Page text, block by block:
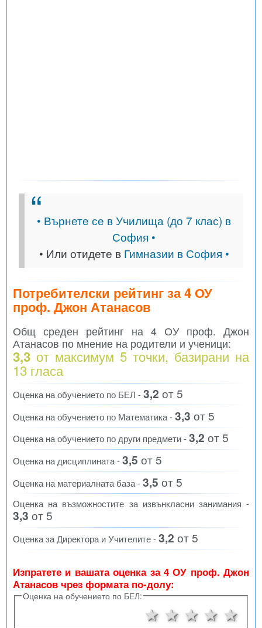
• Върнете се в Училища (до 7 клас) в
София •
• Или отидете в Гимназии в София •
Потребителски рейтинг за 4 ОУ
проф. Джон Атанасов
Общ среден рейтинг на 4 ОУ проф. Джон
Атанасов по мнение на родители и ученици:
3,3 от максимум 5 точки, базирани на
13 гласа
Оценка на обучението по БЕЛ -3,2 от 5
Оценка на обучението по Математика -3,3 от 5
Оценка на обучението по други предмети -3,2 от 5
Оценка на дисциплината -3,5 от 5
Оценка на материалната база -3,5 от 5
Оценка на възможностите за извънкласни занимания -
3,3 от 5
Оценка за Директора и Учителите -3,2 от 5
Изпратете и вашата оценка за 4 ОУ проф. Джон
Атанасов чрез формата по-долу:
Оценка на обучението по БЕЛ:
4
3
2 звезди
1 звезда